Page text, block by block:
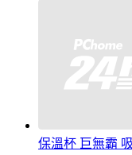
保溫杯 巨無霸